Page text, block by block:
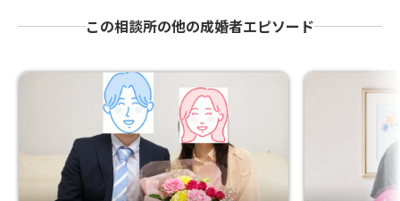
この相談所の他の成婚者エピソード